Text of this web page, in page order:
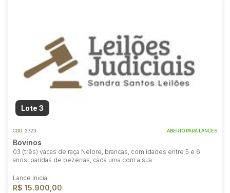
Habilite-se para efetuar lances ou
propostas
Lote 3
COD. 2723 ABERTO PARA LANCES
Bovinos
03 (três) vacas de raça Nelore, brancas, com idades entre 5 e 6
anos, paridas de bezerras, cada uma com a sua.
Lance Inicial
R$ 15.900,00